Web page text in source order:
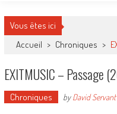
Vous êtes ici
Accueil > Chroniques >
EXITMUSIC – Passage
Chroniques byDavid Servant